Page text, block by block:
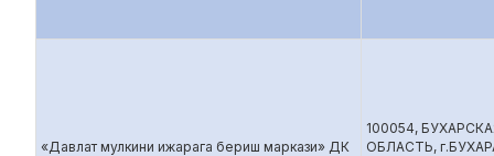
«Давлат мулкини ижарага бериш маркази» ДК
100054,
ОБЛАСТЬ,